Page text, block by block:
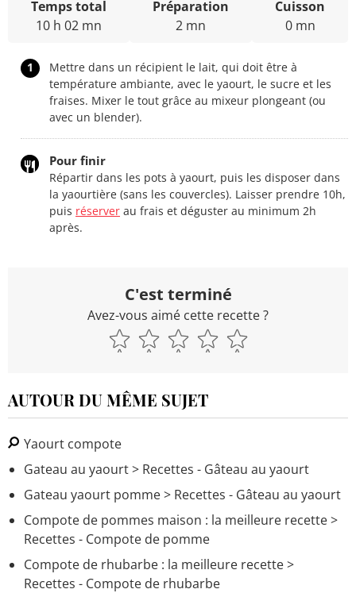
Temps total
10 h 02 mn
Préparation
2 mn
Cuisson
0 mn
1
Mettre dans un récipient le lait, qui doit être à
température ambiante, avec le yaourt, le sucre et les
fraises. Mixer le tout grâce au mixeur plongeant (ou
avec un blender).
Pour finir
Répartir dans les pots à yaourt, puis les disposer dans
la yaourtière (sans les couvercles). Laisser prendre 10h,
puis réserver au frais et déguster au minimum 2h
après.
C'est terminé
Avez-vous aimé cette recette ?
AUTOUR DU MÊME SUJET
Yaourt compote
Gateau au yaourt> Recettes - Gâteau au yaourt
Gateau yaourt pomme> Recettes - Gâteau au yaourt
Compote de pommes maison : la meilleure recette>
Recettes - Compote de pomme
Compote de rhubarbe : la meilleure recette>
Recettes - Compote de rhubarbe